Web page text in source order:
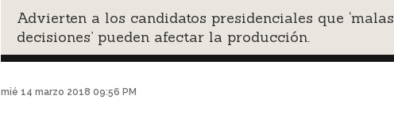
Advierten a los candidatos presidenciales que ‘malas
decisiones’ pueden afectar la producción.
mié 14 marzo 2018 09:56 PM